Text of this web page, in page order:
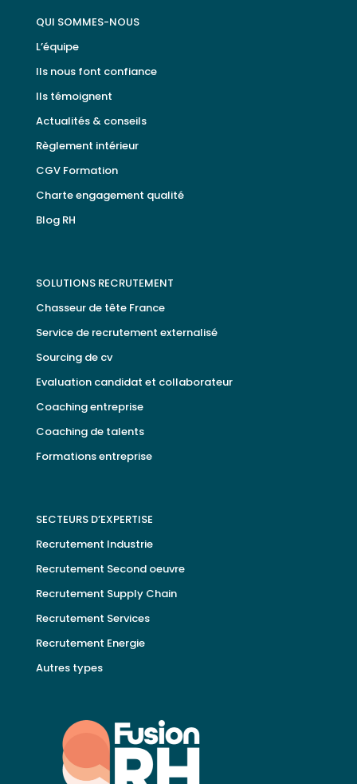
QUI SOMMES-NOUS
L’équipe
Ils nous font confiance
Ils témoignent
Actualités & conseils
Règlement intérieur
CGV Formation
Charte engagement qualité
Blog RH
SOLUTIONS RECRUTEMENT
Chasseur de tête France
Service de recrutement externalisé
Sourcing de cv
Evaluation candidat et collaborateur
Coaching entreprise
Coaching de talents
Formations entreprise
SECTEURS D’EXPERTISE
Recrutement Industrie
Recrutement Second oeuvre
Recrutement Supply Chain
Recrutement Services
Recrutement Energie
Autres types